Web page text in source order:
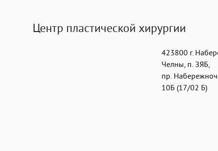
Центр пластической хирургии
423800 г.
Челны, п. ЗЯБ,
пр.
10Б (17/02 Б)